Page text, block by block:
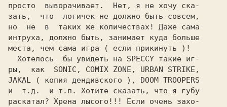
просто  выворачивает.  Нет, я не хочу ска-
зать,  что  логичек не должно быть совсем,
но  не  в  таких же количествах! Даже сама
интруха, должно быть, занимает куда больше
места, чем сама игра ( если прикинуть )!
ры,  как  SONIC, COMIX ZONE, URBAN STRIKE,
JAKAL ( копия дендивского ), DOOM TROOPERS
и  т.д.  и т.п. Хотите сказать, что я губу
раскатал? Хрена лысого!!! Если очень захо-